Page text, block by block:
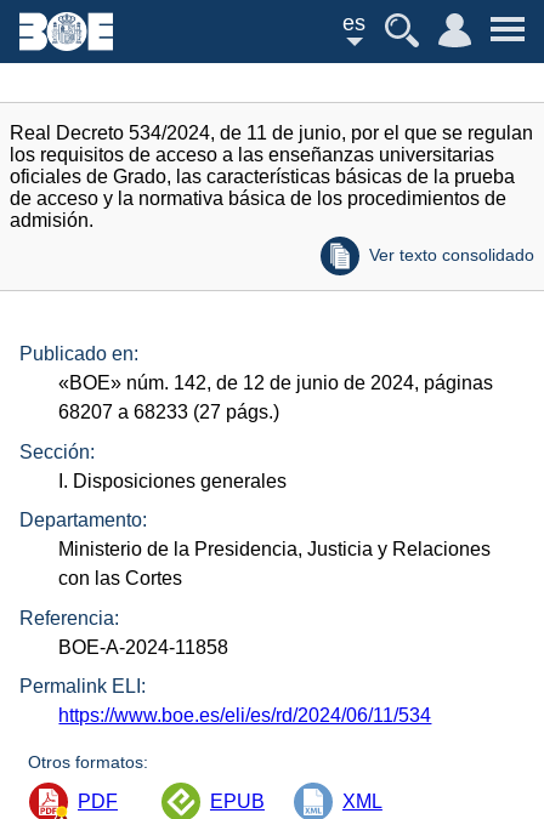
es
Real Decreto 534/2024, de 11 de junio, por el que se regulan
los requisitos de acceso a las enseñanzas universitarias
oficiales de Grado, las características básicas de la prueba
de acceso y la normativa básica de los procedimientos de
admisión.
Ver texto consolidado
Publicado en:
«BOE» núm. 142, de 12 de junio de 2024, páginas
68207 a 68233 (27 págs.)
Sección:
I. Disposiciones generales
Departamento:
Ministerio de la Presidencia, Justicia y Relaciones
con las Cortes
Referencia:
BOE-A-2024-11858
Permalink ELI:
https://www.boe.es/eli/es/rd/2024/06/11/534
Otros formatos:
PDF EPUB XML